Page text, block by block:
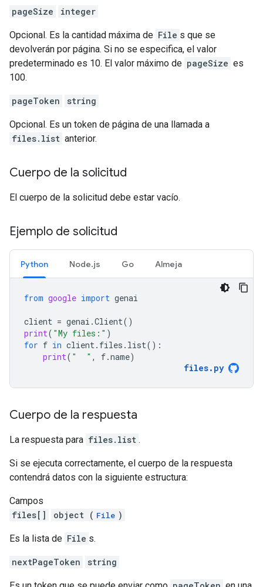
pageSize integer
Opcional. Es la cantidad máxima de File s que se
devolverán por página. Si no se especifica, el valor
predeterminado es 10. El valor máximo de pageSize es
100.
pageToken string
Opcional. Es un token de página de una llamada a
files.list anterior.
Cuerpo de la solicitud
El cuerpo de la solicitud debe estar vacío.
Ejemplo de solicitud
Python Node.js Go Almeja
from google import genai
client = genai .Client()
print( "My files:" )
for f in client. files . list():
print( "  " , f.name)
files. py
Cuerpo de la respuesta
La respuesta para files.list .
Si se ejecuta correctamente, el cuerpo de la respuesta
contendrá datos con la siguiente estructura:
Campos
files[]
object ( File )
Es la lista de File s.
nextPageToken string